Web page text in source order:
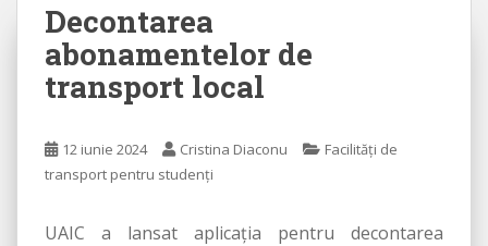
Decontarea
abonamentelor de
transport local
12 iunie 2024 Cristina Diaconu
Facilități de
transport pentru studenți
UAIC a lansat aplicația pentru decontarea